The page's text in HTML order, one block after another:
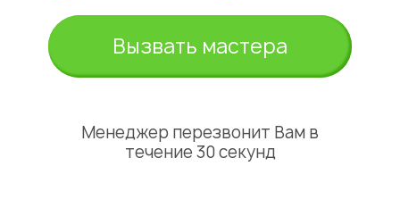
Вызвать мастера
Менеджер перезвонит Вам в
течение 30 секунд